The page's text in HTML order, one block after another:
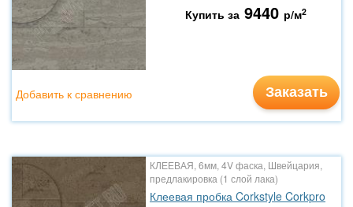
Купить за 9440 р/м2
Заказать
Добавить к сравнению
КЛЕЕВАЯ, 6мм, 4V фаска, Швейцария,
предлакировка (1 слой лака)
Клеевая пробка Corkstyle Corkpro